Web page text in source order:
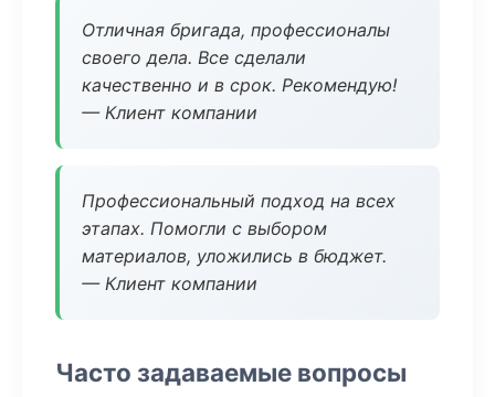
Отличная бригада, профессионалы
своего дела. Все сделали
качественно и в срок. Рекомендую!
— Клиент компании
Профессиональный подход на всех
этапах. Помогли с выбором
материалов, уложились в бюджет.
— Клиент компании
Часто задаваемые вопросы